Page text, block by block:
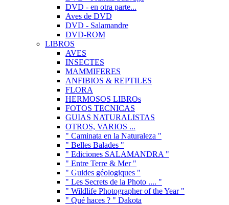
DVD - en otra parte...
Aves de DVD
DVD - Salamandre
DVD-ROM
LIBROS
AVES
INSECTES
MAMMIFERES
ANFIBIOS & REPTILES
FLORA
HERMOSOS LIBROs
FOTOS TECNICAS
GUIAS NATURALISTAS
OTROS, VARIOS ...
" Caminata en la Naturaleza "
" Belles Balades "
" Ediciones SALAMANDRA "
" Entre Terre & Mer "
" Guides géologiques "
" Les Secrets de la Photo .... "
" Wildlife Photographer of the Year "
" Qué haces ? " Dakota